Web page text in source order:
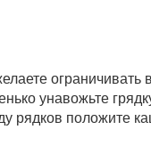
унавожьте
рядков положите